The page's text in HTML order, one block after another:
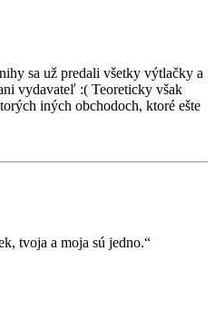
sa už predali všetky výtlačky a
vydavateľ :( Teoreticky však
iných obchodoch, ktoré ešte
tvoja a moja sú jedno.